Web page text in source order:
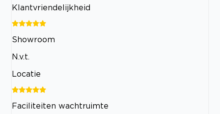
Klantvriendelijkheid
Showroom
N.v.t.
Locatie
Faciliteiten wachtruimte